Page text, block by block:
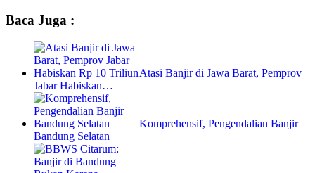
Baca Juga :
Atasi Banjir di Jawa Barat, Pemprov
Jabar Habiskan…
Komprehensif, Pengendalian Banjir
Bandung Selatan